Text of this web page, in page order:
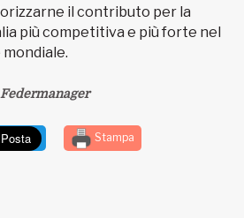
il contributo per la
più competitiva e più forte nel
Federmanager
Stampa